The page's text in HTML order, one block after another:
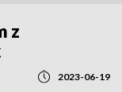
z
2023-06-19